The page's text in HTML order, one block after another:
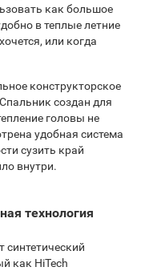
как большое
в теплые летние
или когда
конструкторское
создан для
головы не
удобная система
сузить край
внутри.
технология
синтетический
как HiTech